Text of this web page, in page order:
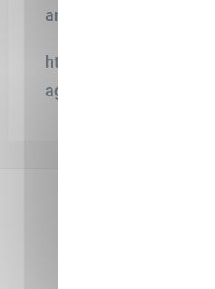
https://
agence-immobiliere-